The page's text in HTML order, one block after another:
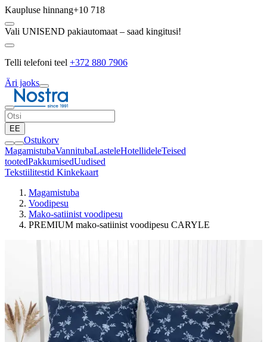
Kaupluse hinnang+10 718
Vali UNISEND pakiautomaat – saad kingitusi!
Telli telefoni teel +372 880 7906
Äri jaoks
EE
Ostukorv
MagamistubaVannitubaLasteleHotellideleTeised
tootedPakkumisedUudised
Tekstiilitestid Kinkekaart
Magamistuba
Voodipesu
Mako-satiinist voodipesu
PREMIUM mako-satiinist voodipesu CARYLE